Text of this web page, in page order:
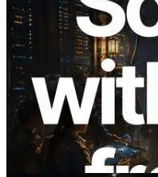
2026.08.05
ERPC mở rộng
với phép đo ping
Validators
thức ra mắt
Đọc bài viết này